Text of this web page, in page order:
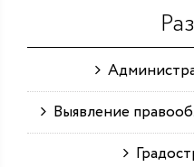
Выявление